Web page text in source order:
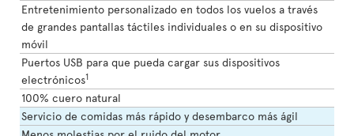
Entretenimiento personalizado en todos los vuelos a través
de grandes pantallas táctiles individuales o en su dispositivo
móvil
Puertos USB para que pueda cargar sus dispositivos
electrónicos1
100% cuero natural
Servicio de comidas más rápido y desembarco más ágil